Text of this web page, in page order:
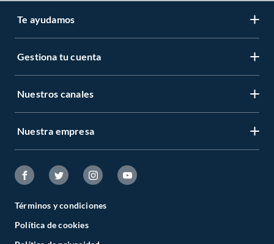
Te ayudamos
Gestiona tu cuenta
Nuestros canales
Nuestra empresa
Términos y condiciones
Política de cookies